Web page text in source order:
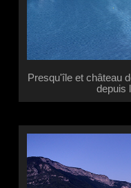
Presqu'île et château
depuis